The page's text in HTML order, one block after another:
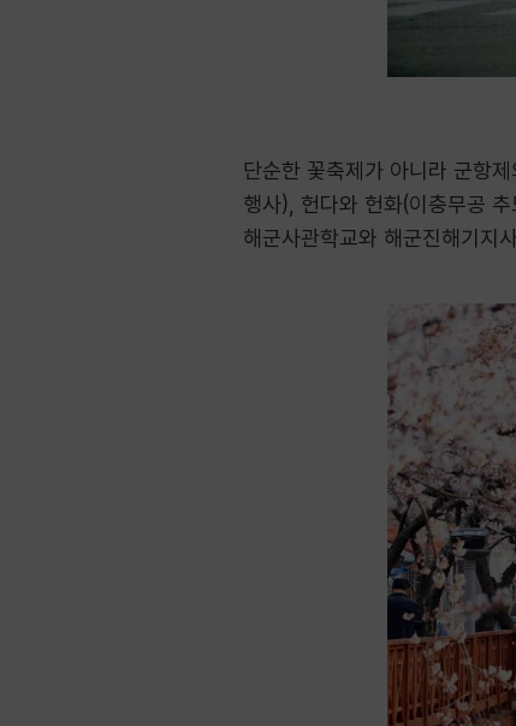
단순한 꽃축제가 아니라 군항
행사), 헌다와 헌화(이충무공
해군사관학교와 해군진해기지